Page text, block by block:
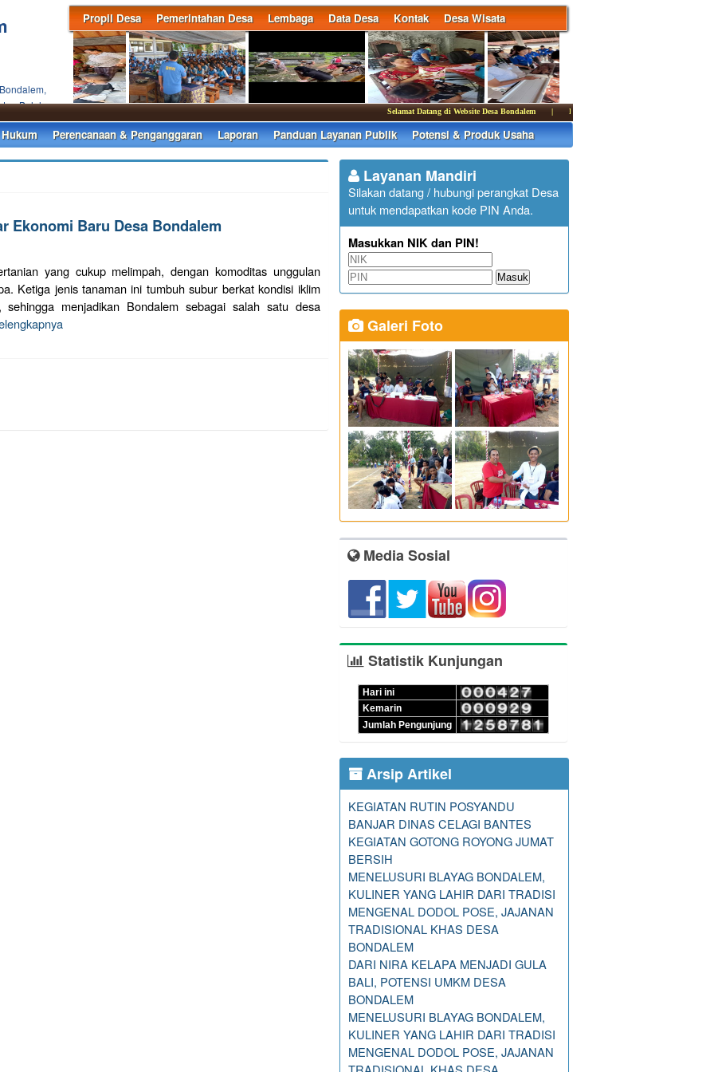
Propil Desa Pemerintahan Desa Lembaga Data Desa Kontak Desa Wisata
Buleleng
Selamat Datang di Website Desa Bondalem Kantor Perbekel Bondalem membuka
Perencanaan & Penganggaran Laporan Panduan Layanan Publik Potensi & Produk Usaha
Ekonomi Baru Desa Bondalem
yang cukup melimpah, dengan komoditas unggulan
Ketiga jenis tanaman ini tumbuh subur berkat kondisi iklim
menjadikan Bondalem sebagai salah satu desa
Layanan Mandiri
Silakan datang / hubungi perangkat Desa
untuk mendapatkan kode PIN Anda.
Masukkan NIK dan PIN!
Masuk
Galeri Foto
Media Sosial
Statistik Kunjungan
Hari ini
Kemarin
Jumlah Pengunjung
Arsip Artikel
KEGIATAN RUTIN POSYANDU
BANJAR DINAS CELAGI BANTES
KEGIATAN GOTONG ROYONG JUMAT
BERSIH
MENELUSURI BLAYAG BONDALEM,
KULINER YANG LAHIR DARI TRADISI
MENGENAL DODOL POSE, JAJANAN
TRADISIONAL KHAS DESA
BONDALEM
DARI NIRA KELAPA MENJADI GULA
BALI, POTENSI UMKM DESA
BONDALEM
MENELUSURI BLAYAG BONDALEM,
KULINER YANG LAHIR DARI TRADISI
MENGENAL DODOL POSE, JAJANAN